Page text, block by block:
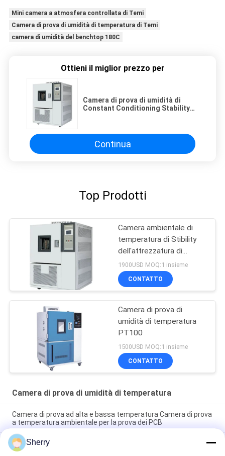
Mini camera a atmosfera controllata di Temi
Camera di prova di umidità di temperatura di Temi
camera di umidità del benchtop 180C
Ottieni il miglior prezzo per
Camera di prova di umidità di
Constant Conditioning Stability
Continua
Top Prodotti
Camera ambientale di
temperatura di Stibility
dell'attrezzatura di
laboratorio
1900USD MOQ:1 insieme
CONTATTO
Camera di prova di
umidità di temperatura
PT100
1500USD MOQ:1 insieme
CONTATTO
Camera di prova di umidità di temperatura
Camera di prova ad alta e bassa temperatura Camera di prova
a temperatura ambientale per la prova dei PCB
Camera di prova di temperatura e umidità Precisione della
temperatura ±0,5°C Con intervallo di temperatura da -70°C a
Sherry